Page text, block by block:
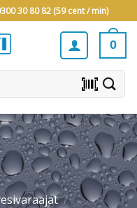
30 80 82 (59 cent / min)
0
barcode_scanner
/